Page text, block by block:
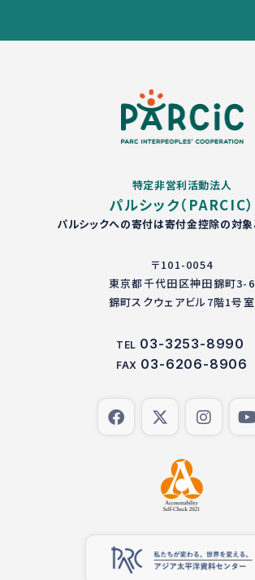
特定非営利活動法人
パルシック（PARCIC）
パルシックへの寄付は寄付金控除の対象
〒101-0054
東京都千代田区神田錦町3-6
錦町スクウェアビル7階1号室
TEL 03-3253-8990
FAX 03-6206-8906